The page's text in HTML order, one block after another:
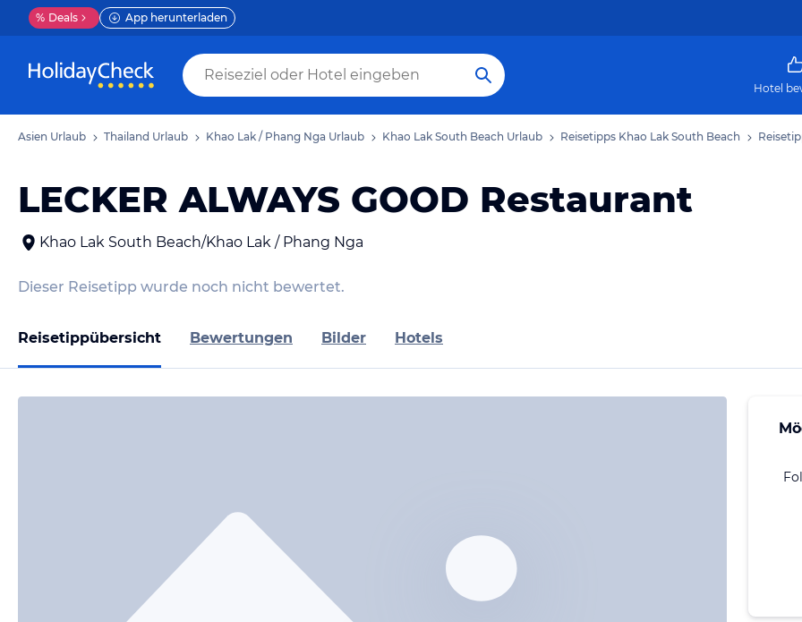
% Deals App herunterladen
Hotel
Asien Urlaub Thailand Urlaub Khao Lak / Phang Nga Urlaub Khao Lak South Beach Urlaub Reisetipps Khao Lak South Beach
LECKER ALWAYS GOOD Restaurant
Khao Lak South Beach/Khao Lak / Phang Nga
Dieser Reisetipp wurde noch nicht bewertet.
Reisetippübersicht Bewertungen Bilder Hotels